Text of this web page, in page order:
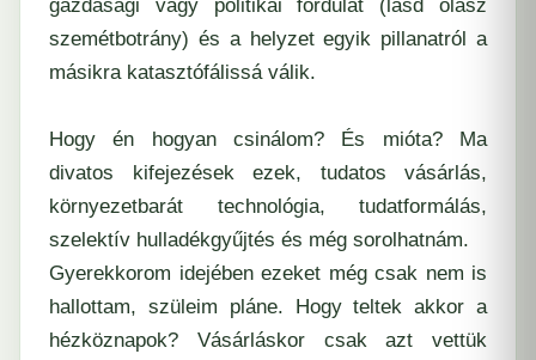
gazdasági vagy politikai fordulat (lásd olasz
szemétbotrány) és a helyzet egyik pillanatról a
másikra katasztófálissá válik.
Hogy én hogyan csinálom? És mióta? Ma
divatos kifejezések ezek, tudatos vásárlás,
környezetbarát technológia, tudatformálás,
szelektív hulladékgyűjtés és még sorolhatnám.
Gyerekkorom idejében ezeket még csak nem is
hallottam, szüleim pláne. Hogy teltek akkor a
hézköznapok? Vásárláskor csak azt vettük